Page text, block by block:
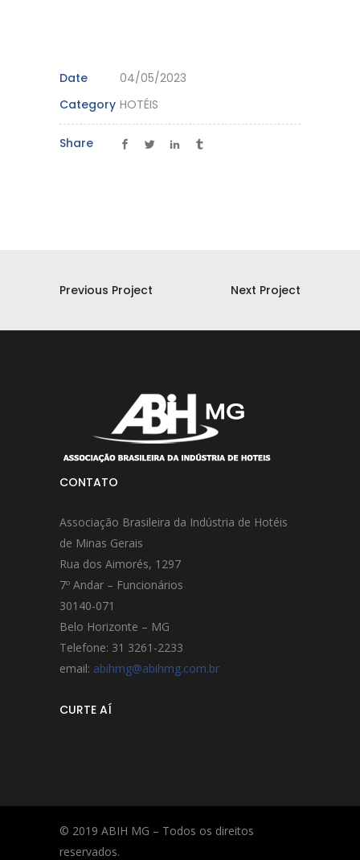
Date
04/05/2023
Category HOTÉIS
Share
Previous Project Next Project
CONTATO
Associação Brasileira da Indústria de Hotéis
de Minas Gerais
Rua dos Aimorés, 1297
7º Andar – Funcionários
30140-071
Belo Horizonte – MG
Telefone: 31 3261-2233
email: abihmg@abihmg.com.br
CURTE AÍ
© 2019 ABIH MG – Todos os direitos
reservados.